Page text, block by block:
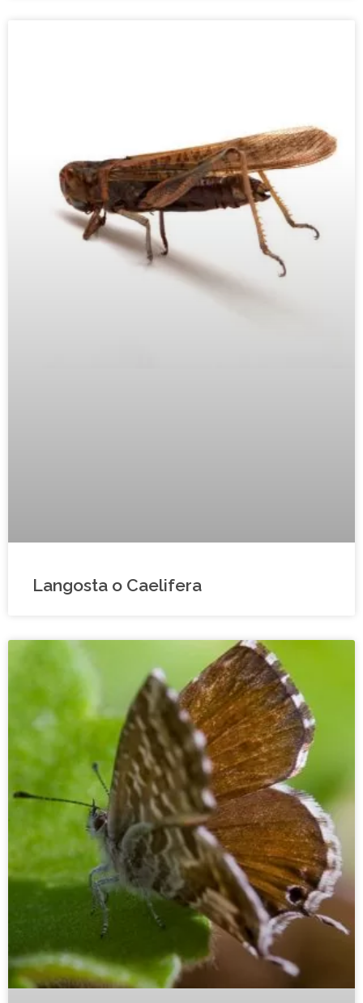
Langosta o Caelifera